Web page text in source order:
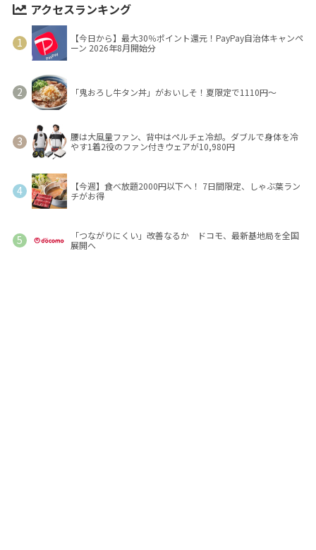
アクセスランキング
【今日から】最大30％ポイント還元！PayPay自治体キャンペ
ーン 2026年8月開始分
「鬼おろし牛タン丼」がおいしそ！夏限定で1110円～
腰は大風量ファン、背中はペルチェ冷却。ダブルで身体を冷
やす1着2役のファン付きウェアが10,980円
【今週】食べ放題2000円以下へ！ 7日間限定、しゃぶ葉ラン
チがお得
「つながりにくい」改善なるか ドコモ、最新基地局を全国
展開へ